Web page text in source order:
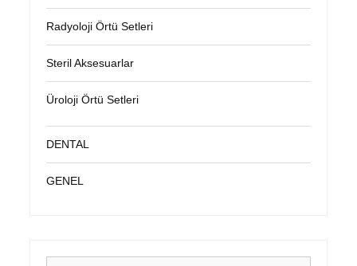
Radyoloji Örtü Setleri
Steril Aksesuarlar
Üroloji Örtü Setleri
DENTAL
GENEL